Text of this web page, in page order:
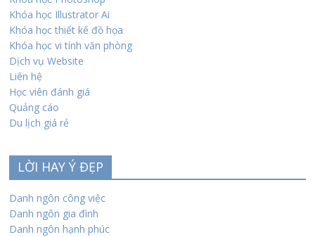
Khóa học Illustrator Ai
Khóa học thiết kế đồ họa
Khóa học vi tính văn phòng
Dịch vụ Website
Liên hệ
Học viên đánh giá
Quảng cáo
Du lịch giá rẻ
LỜI HAY Ý ĐẸP
Danh ngôn công việc
Danh ngôn gia đình
Danh ngôn hạnh phúc